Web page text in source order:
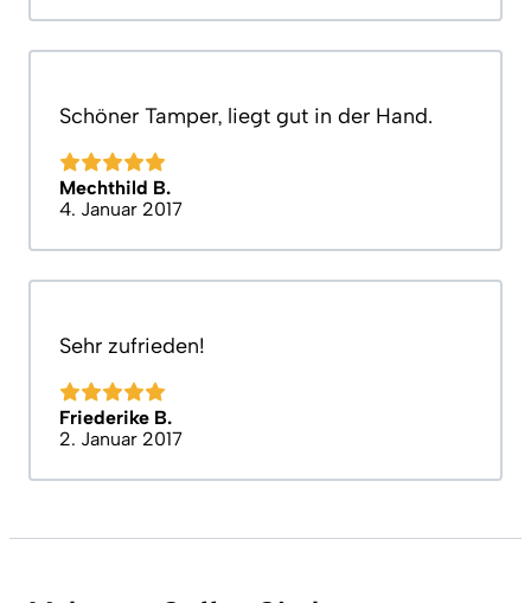
Schöner Tamper, liegt gut in der Hand.
Mechthild B.
4. Januar 2017
Sehr zufrieden!
Friederike B.
2. Januar 2017